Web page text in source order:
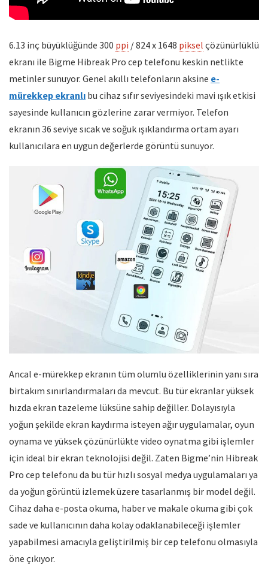
6.13 inç büyüklüğünde 300 ppi / 824 x 1648 piksel çözünürlüklü
ekranı ile Bigme Hibreak Pro cep telefonu keskin netlikte
metinler sunuyor. Genel akıllı telefonların aksine e-
mürekkep ekranlı bu cihaz sıfır seviyesindeki mavi ışık etkisi
sayesinde kullanıcın gözlerine zarar vermiyor. Telefon
ekranın 36 seviye sıcak ve soğuk ışıklandırma ortam ayarı
kullanıcılara en uygun değerlerde görüntü sunuyor.
Ancal e-mürekkep ekranın tüm olumlu özelliklerinin yanı sıra
birtakım sınırlandırmaları da mevcut. Bu tür ekranlar yüksek
hızda ekran tazeleme lüksüne sahip değiller. Dolayısıyla
yoğun şekilde ekran kaydırma isteyen ağır uygulamalar, oyun
oynama ve yüksek çözünürlükte video oynatma gibi işlemler
için ideal bir ekran teknolojisi değil. Zaten Bigme’nin Hibreak
Pro cep telefonu da bu tür hızlı sosyal medya uygulamaları ya
da yoğun görüntü izlemek üzere tasarlanmış bir model değil.
Cihaz daha e-posta okuma, haber ve makale okuma gibi çok
sade ve kullanıcının daha kolay odaklanabileceği işlemler
yapabilmesi amacıyla geliştirilmiş bir cep telefonu olmasıyla
öne çıkıyor.